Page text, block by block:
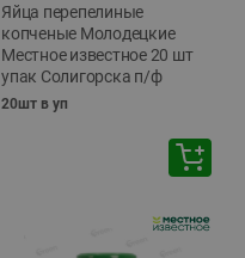
Яйца перепелиные
копченые Молодецкие
Местное известное 20 шт
упак Солигорска п/ф
20шт в уп